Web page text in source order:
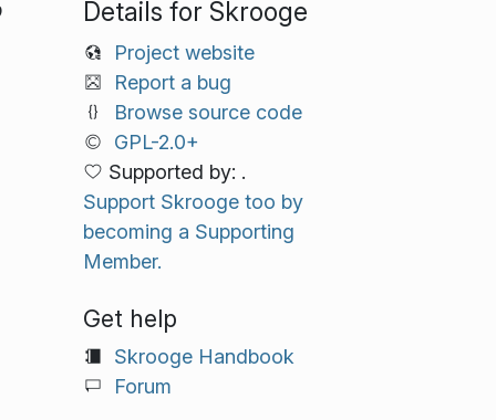
Details for Skrooge
Project website
Report a bug
Browse source code
GPL-2.0+
Supported by: .
Support Skrooge too by
becoming a Supporting
Member.
Get help
Skrooge Handbook
Forum